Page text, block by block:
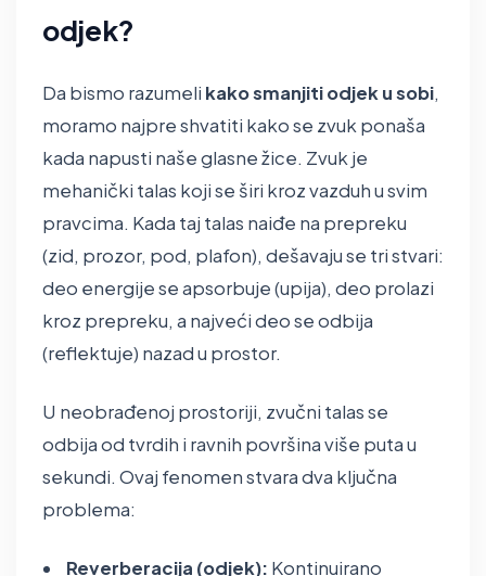
odjek?
Da bismo razumeli kako smanjiti odjek u sobi,
moramo najpre shvatiti kako se zvuk ponaša
kada napusti naše glasne žice. Zvuk je
mehanički talas koji se širi kroz vazduh u svim
pravcima. Kada taj talas naiđe na prepreku
(zid, prozor, pod, plafon), dešavaju se tri stvari:
deo energije se apsorbuje (upija), deo prolazi
kroz prepreku, a najveći deo se odbija
(reflektuje) nazad u prostor.
U neobrađenoj prostoriji, zvučni talas se
odbija od tvrdih i ravnih površina više puta u
sekundi. Ovaj fenomen stvara dva ključna
problema:
Reverberacija (odjek): Kontinuirano